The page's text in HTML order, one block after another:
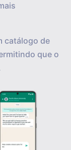
catálogo de
que o